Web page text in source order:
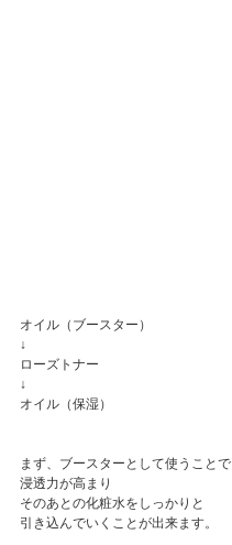
オイル（ブースター）
↓
ローズトナー
↓
オイル（保湿）
まず、ブースターとして使うことで
浸透力が高まり
そのあとの化粧水をしっかりと
引き込んでいくことが出来ます。